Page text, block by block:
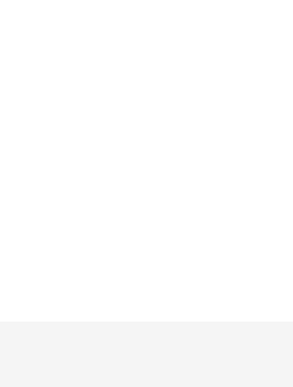
Rainbow rusza z nowym